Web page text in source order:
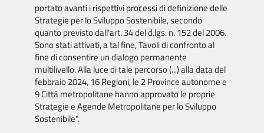
portato avanti i rispettivi processi di definizione delle
Strategie per lo Sviluppo Sostenibile, secondo
quanto previsto dall'art. 34 del d.lgs. n. 152 del 2006.
Sono stati attivati, a tal fine, Tavoli di confronto al
fine di consentire un dialogo permanente
multilivello. Alla luce di tale percorso (...) alla data del
febbraio 2024, 16 Regioni, le 2 Province autonome e
9 Città metropolitane hanno approvato le proprie
Strategie e Agende Metropolitane per lo Sviluppo
Sostenibile".